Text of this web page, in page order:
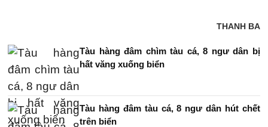
THANH BA
Tàu hàng đâm chìm tàu cá, 8 ngư dân bị
hất văng xuống biển
Tàu hàng đâm tàu cá, 8 ngư dân hút chết
trên biển